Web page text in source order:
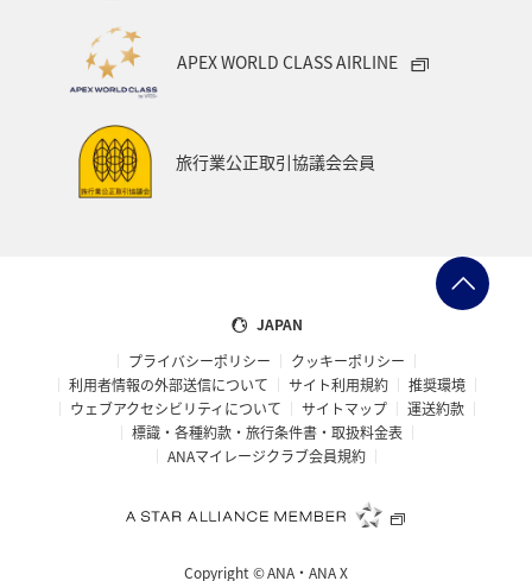
APEX WORLD CLASS AIRLINE
旅行業公正取引協議会会員
JAPAN
プライバシーポリシー
クッキーポリシー
利用者情報の外部送信について
サイト利用規約
推奨環境
ウェブアクセシビリティについて
サイトマップ
運送約款
標識・各種約款・旅行条件書・取扱料金表
ANAマイレージクラブ会員規約
Copyright ©ANA・ANA X